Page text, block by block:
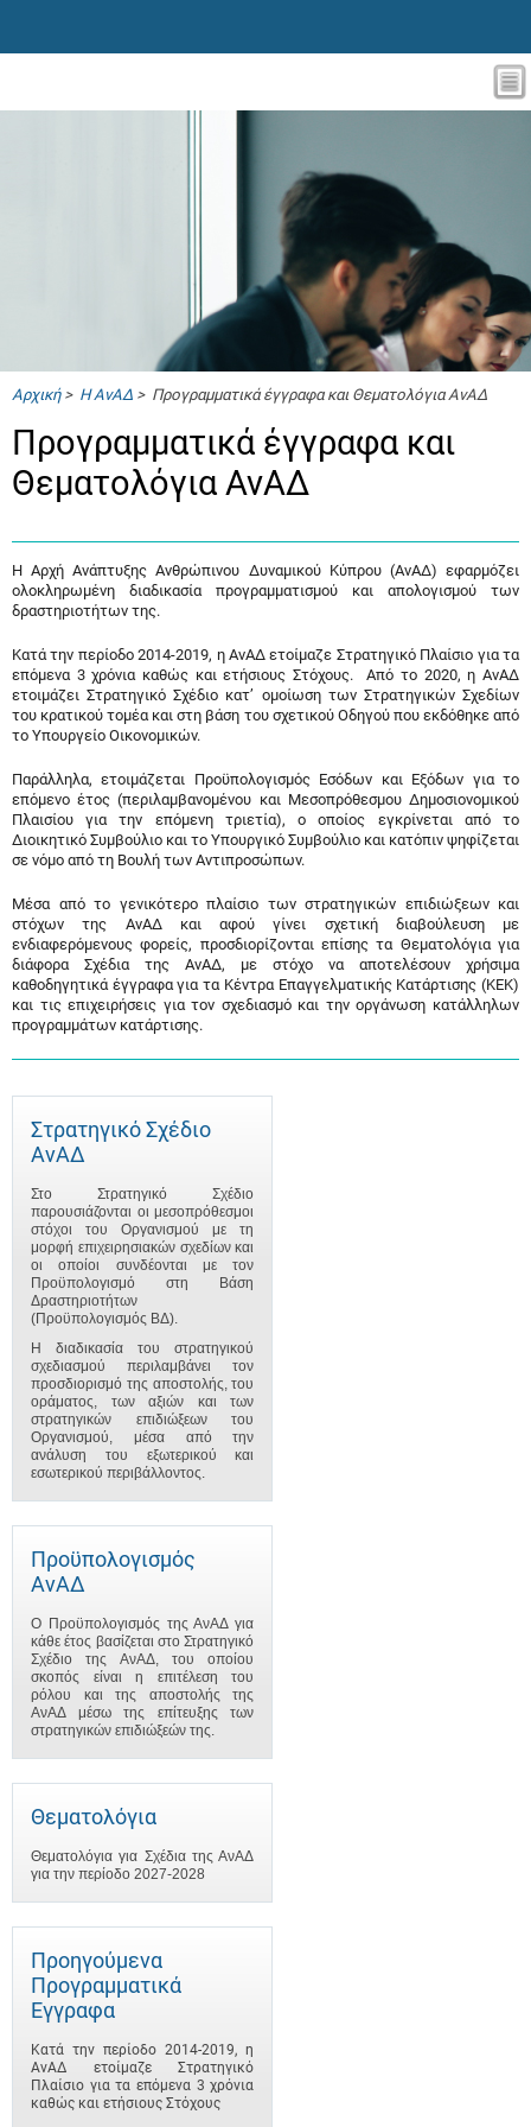
Αρχική> Η ΑνΑΔ > Προγραμματικά έγγραφα και Θεματολόγια ΑνΑΔ
Προγραμματικά έγγραφα και
Θεματολόγια ΑνΑΔ
Η Αρχή Ανάπτυξης Ανθρώπινου Δυναμικού Κύπρου (ΑνΑΔ) εφαρμόζει
ολοκληρωμένη διαδικασία προγραμματισμού και απολογισμού των
δραστηριοτήτων της.
Κατά την περίοδο 2014-2019, η ΑνΑΔ ετοίμαζε Στρατηγικό Πλαίσιο για τα
επόμενα 3 χρόνια καθώς και ετήσιους Στόχους. Από το 2020, η ΑνΑΔ
ετοιμάζει Στρατηγικό Σχέδιο κατ’ ομοίωση των Στρατηγικών Σχεδίων
του κρατικού τομέα και στη βάση του σχετικού Οδηγού που εκδόθηκε από
το Υπουργείο Οικονομικών.
Παράλληλα, ετοιμάζεται Προϋπολογισμός Εσόδων και Εξόδων για το
επόμενο έτος (περιλαμβανομένου και Μεσοπρόθεσμου Δημοσιονομικού
Πλαισίου για την επόμενη τριετία), ο οποίος εγκρίνεται από το
Διοικητικό Συμβούλιο και το Υπουργικό Συμβούλιο και κατόπιν ψηφίζεται
σε νόμο από τη Βουλή των Αντιπροσώπων.
Μέσα από το γενικότερο πλαίσιο των στρατηγικών επιδιώξεων και
στόχων της ΑνΑΔ και αφού γίνει σχετική διαβούλευση με
ενδιαφερόμενους φορείς, προσδιορίζονται επίσης τα Θεματολόγια για
διάφορα Σχέδια της ΑνΑΔ, με στόχο να αποτελέσουν χρήσιμα
καθοδηγητικά έγγραφα για τα Κέντρα Επαγγελματικής Κατάρτισης (ΚΕΚ)
και τις επιχειρήσεις για τον σχεδιασμό και την οργάνωση κατάλληλων
προγραμμάτων κατάρτισης.
Στρατηγικό Σχέδιο
ΑνΑΔ
Στο Στρατηγικό Σχέδιο
παρουσιάζονται οι μεσοπρόθεσμοι
στόχοι του Οργανισμού με τη
μορφή επιχειρησιακών σχεδίων και
οι οποίοι συνδέονται με τον
Προϋπολογισμό στη Βάση
Δραστηριοτήτων
(Προϋπολογισμός ΒΔ).
Η διαδικασία του στρατηγικού
σχεδιασμού περιλαμβάνει τον
προσδιορισμό της αποστολής, του
οράματος, των αξιών και των
στρατηγικών επιδιώξεων του
Οργανισμού, μέσα από την
ανάλυση του εξωτερικού και
εσωτερικού περιβάλλοντος.
Προϋπολογισμός
ΑνΑΔ
Ο Προϋπολογισμός της ΑνΑΔ για
κάθε έτος βασίζεται στο Στρατηγικό
Σχέδιο της ΑνΑΔ, του οποίου
σκοπός είναι η επιτέλεση του
ρόλου και της αποστολής της
ΑνΑΔ μέσω της επίτευξης των
στρατηγικών επιδιώξεών της.
Θεματολόγια
Θεματολόγια για Σχέδια της ΑνΑΔ
για την περίοδο 2027-2028
Προηγούμενα
Προγραμματικά
Έγγραφα
Κατά την περίοδο 2014-2019, η
ΑνΑΔ ετοίμαζε Στρατηγικό
Πλαίσιο για τα επόμενα 3 χρόνια
καθώς και ετήσιους Στόχους